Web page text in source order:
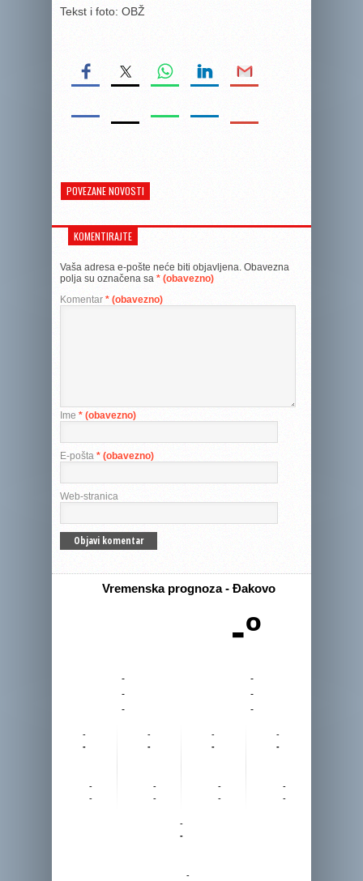
Tekst i foto: OBŽ
POVEZANE NOVOSTI
KOMENTIRAJTE
Vaša adresa e-pošte neće biti objavljena. Obavezna
polja su označena sa * (obavezno)
Komentar * (obavezno)
Ime * (obavezno)
E-pošta * (obavezno)
Web-stranica
Vremenska prognoza - Đakovo
-º
-
-
-
-
-
-
-
-
-
-
-
-
-
-
-
-
-
-
-
-
-
-
-
-
-